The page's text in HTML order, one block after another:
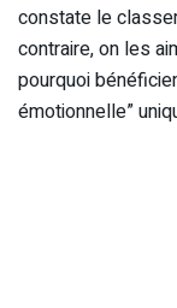
constate le
contraire, on les
pourquoi
émotionnelle”